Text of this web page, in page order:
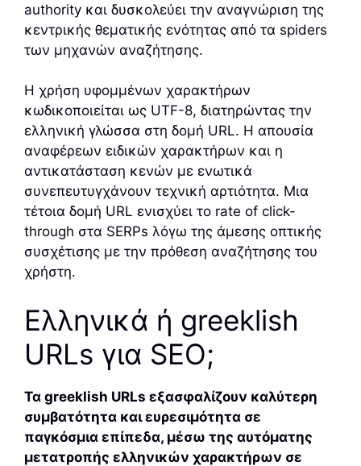
authority και δυσκολεύει την αναγνώριση της
κεντρικής θεματικής ενότητας από τα spiders
των μηχανών αναζήτησης.
Η χρήση υφομμένων χαρακτήρων
κωδικοποιείται ως UTF-8, διατηρώντας την
ελληνική γλώσσα στη δομή URL. Η απουσία
αναφέρεων ειδικών χαρακτήρων και η
αντικατάσταση κενών με ενωτικά
συνεπευτυγχάνουν τεχνική αρτιότητα. Μια
τέτοια δομή URL ενισχύει το rate of click-
through στα SERPs λόγω της άμεσης οπτικής
συσχέτισης με την πρόθεση αναζήτησης του
χρήστη.
Ελληνικά ή greeklish
URLs για SEO;
Τα greeklish URLs εξασφαλίζουν καλύτερη
συμβατότητα και ευρεσιμότητα σε
παγκόσμια επίπεδα, μέσω της αυτόματης
μετατροπής ελληνικών χαρακτήρων σε